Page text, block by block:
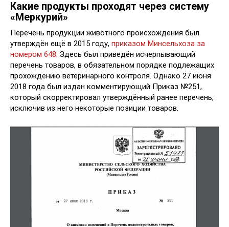
Какие продукты проходят через систему
«Меркурий»
Перечень продукции животного происхождения был
утверждён ещё в 2015 году, приказом Минсельхоза за
номером 648. Здесь был приведён исчерпывающий
перечень товаров, в обязательном порядке подлежащих
прохождению ветеринарного контроля. Однако 27 июня
2018 года был издан комментирующий Приказ №251,
который скорректировал утверждённый ранее перечень,
исключив из него некоторые позиции товаров.